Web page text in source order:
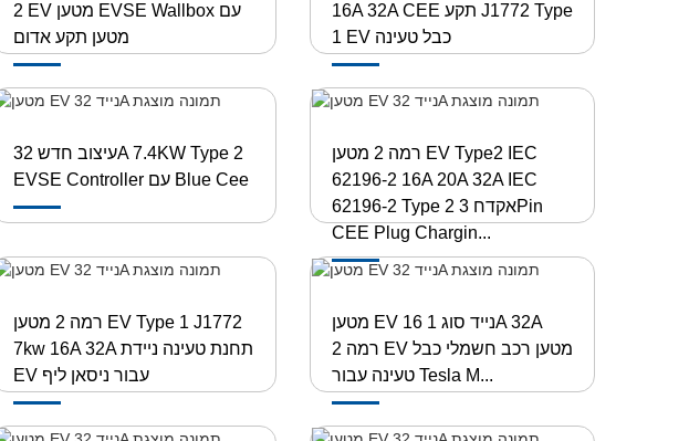
2 EV מטען EVSE Wallbox עם
מטען תקע אדום
16A 32A CEE תקע J1772 Type
1 EV כבל טעינה
עיצוב חדש 32A 7.4KW Type 2
EVSE Controller עם Blue Cee
רמה 2 מטען EV Type2 IEC
62196-2 16A 20A 32A IEC
62196-2 Type 2 אקדח 3Pin
CEE Plug Chargin...
רמה 2 מטען EV Type 1 J1772
7kw 16A 32A תחנת טעינה ניידת
EV עבור ניסאן ליף
מטען EV נייד סוג 1 16A 32A
רמה 2 EV מטען רכב חשמלי כבל
טעינה עבור Tesla M...